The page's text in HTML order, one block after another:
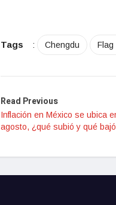
Tags : Chengdu Flag
Read Previous
Inflación en México se ubica
agosto, ¿qué subió y qué